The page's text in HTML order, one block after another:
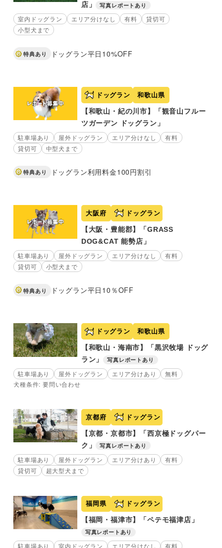
店」
写真レポートあり
室内ドッグラン エリア分けなし 有料
貸切可
小型犬まで
特典あり ドッグラン平日10%OFF
ドッグラン 和歌山県
【和歌山・紀の川市】「観音山フルー
ツガーデン ドッグラン」
駐車場あり 屋外ドッグラン エリア分けなし
有料
貸切可
中型犬まで
特典あり ドッグラン利用料金100円割引
大阪府 ドッグラン
【大阪・豊能郡】「GRASS
DOG&CAT 能勢店」
駐車場あり 屋外ドッグラン エリア分けなし
有料
貸切可
小型犬まで
特典あり ドッグラン平日10％OFF
ドッグラン 和歌山県
【和歌山・海南市】「黒沢牧場 ドッグ
ラン」
写真レポートあり
駐車場あり 屋外ドッグラン エリア分けあり
無料
犬種条件: 要問い合わせ
京都府 ドッグラン
【京都・京都市】「西京極ドッグパー
ク」
写真レポートあり
駐車場あり 屋外ドッグラン エリア分けあり
有料
貸切可
超大型犬まで
福岡県 ドッグラン
【福岡・福津市】「ペテモ福津店」
写真レポートあり
駐車場あり 室内ドッグラン エリア分けなし 有料